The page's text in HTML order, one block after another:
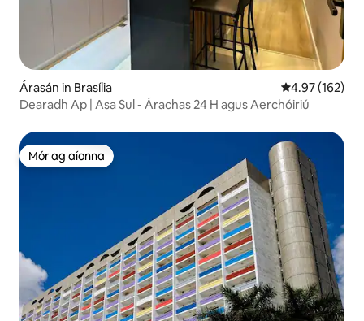
Árasán in Brasília Meánrátáil
4.97 (162)
Dearadh Ap | Asa Sul - Árachas 24 H agus Aerchóiriú
Mór ag aíonna
Mór ag aíonna